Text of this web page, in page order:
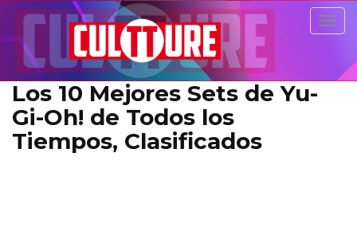
Los 10 Mejores Sets de Yu-
Gi-Oh! de Todos los
Tiempos, Clasificados